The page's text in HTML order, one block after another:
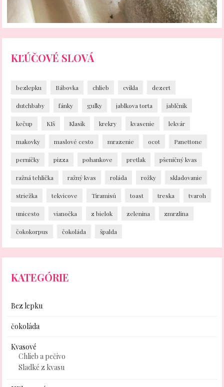
KĽÚČOVÉ SLOVÁ
bezlepku Bábovka chlieb cvikla dezert
dutchbaby fánky guľky jablkova torta jablčník
kečup KIš Klasik krekry kvasenie lekvár
makovky maslové cesto mrazenie ocot Panettone
perníčky pizza pohankove pretlak pšeničný kvas
ražná tehlička ražný kvas roláda rožky skladovanie
striežka tekvicove Tiramisú toast treska tvaroh
unicesto vianočka z bielok zelenina zmrzlina
čokokorpus čokoláda špalda
KATEGÓRIE
Bez lepku
čokoláda
Kvasové
Chlieb a pečivo
Sladké z kvasu